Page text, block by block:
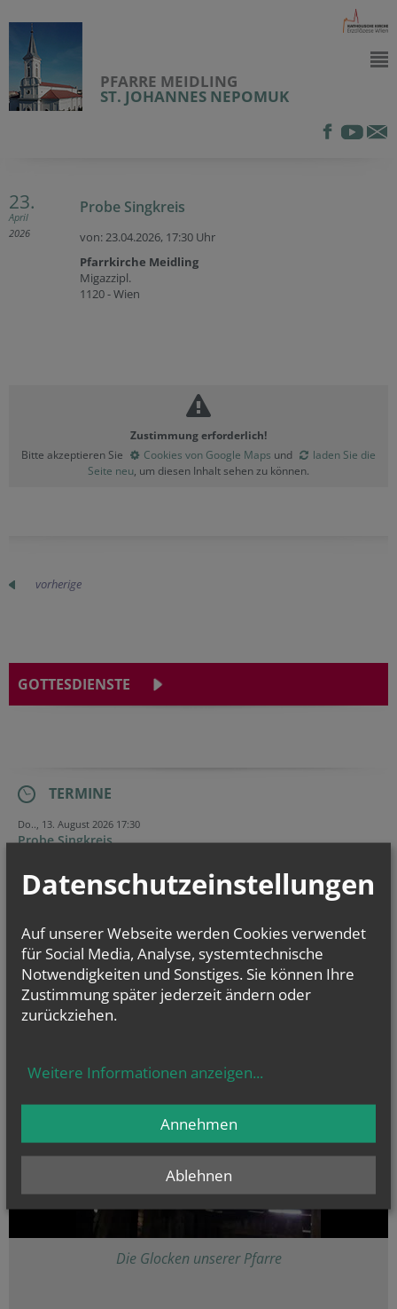
PFARRE MEIDLING
ST. JOHANNES NEPOMUK
23.
April
2026
Probe Singkreis
von: 23.04.2026, 17:30 Uhr
Pfarrkirche Meidling
Migazzipl.
1120 - Wien
Zustimmung erforderlich!
Bitte akzeptieren Sie
Cookies von Google Maps und
laden Sie die
Seite neu, um diesen Inhalt sehen zu können.
vorherige
GOTTESDIENSTE
TERMINE
Do.., 13. August 2026 17:30
Probe Singkreis
Do.., 20. August 2026 17:30
Probe Singkreis
Probe Singkreis
Evangelium
Mt 14, 22–33
Die Glocken unserer Pfarre
Datenschutzeinstellungen
Auf unserer Webseite werden Cookies verwendet
für Social Media, Analyse, systemtechnische
Notwendigkeiten und Sonstiges. Sie können Ihre
Zustimmung später jederzeit ändern oder
zurückziehen.
Weitere Informationen anzeigen...
Ablehnen
Annehmen